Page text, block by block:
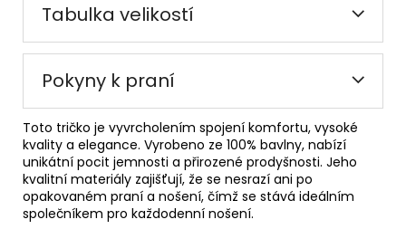
Tabulka velikostí
Pokyny k praní
Toto tričko je vyvrcholením spojení komfortu, vysoké
kvality a elegance. Vyrobeno ze 100% bavlny, nabízí
unikátní pocit jemnosti a přirozené prodyšnosti. Jeho
kvalitní materiály zajišťují, že se nesrazí ani po
opakovaném praní a nošení, čímž se stává ideálním
společníkem pro každodenní nošení.